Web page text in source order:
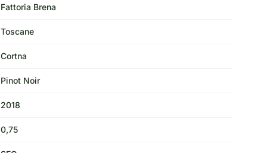
Fattoria Brena
Toscane
Cortna
Pinot Noir
2018
0,75